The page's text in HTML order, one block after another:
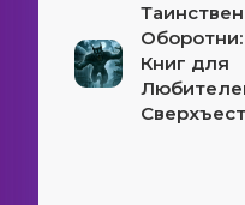
Оборотни:
Книг для